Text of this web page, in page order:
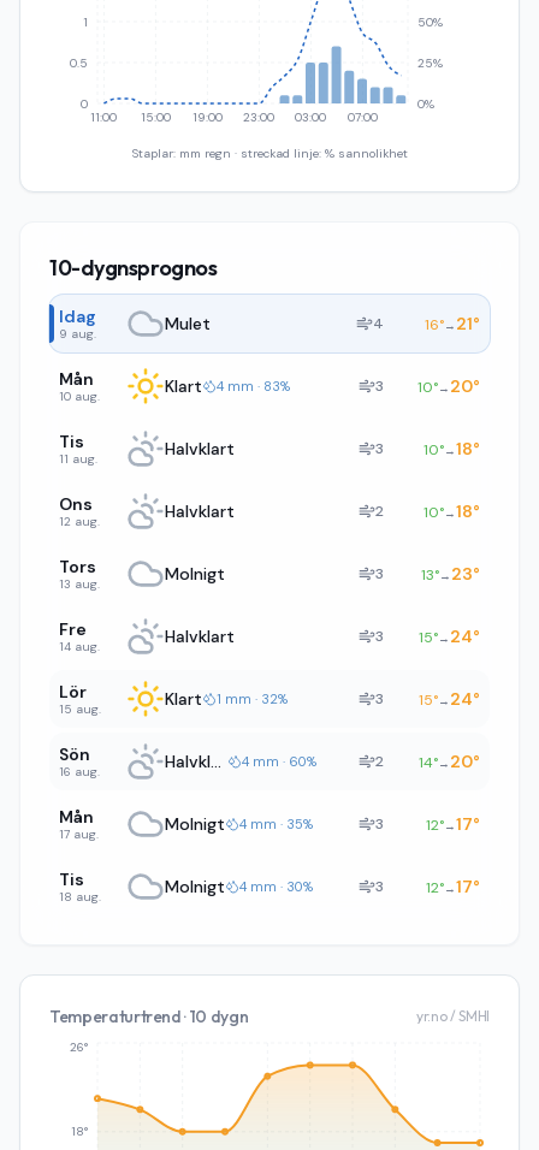
11:00 15:00 19:00 23:00 03:00 07:00
0
0.5
1
0%
25%
50%
Staplar: mm regn · streckad linje: % sannolikhet
10-dygnsprognos
Idag
9 aug. Mulet 4 16°→ 21°
Mån
10 aug. Klart 4 mm · 83% 3 10°→ 20°
Tis
11 aug. Halvklart 3 10°→18°
Ons
12 aug. Halvklart 2 10°→18°
Tors
13 aug. Molnigt 3 13°→ 23°
Fre
14 aug. Halvklart 3 15°→ 24°
Lör
15 aug. Klart 1 mm · 32% 3 15°→ 24°
Sön
16 aug. Halvklart 4 mm · 60% 2 14°→ 20°
Mån
17 aug. Molnigt 4 mm · 35% 3 12°→17°
Tis
18 aug. Molnigt 4 mm · 30% 3 12°→17°
Temperaturtrend · 10 dygn yr.no / SMHI
18°
26°